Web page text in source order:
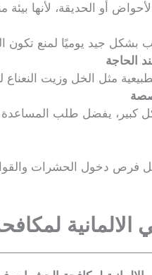
أو الحديقة، لأنها بيئة
بشكل جيد يوميًا لمنع
الحاجة
مثل الخل وزيت
كبير، يفضل طلب
فرص دخول الحشرات
الالمانية